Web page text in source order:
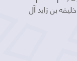
بن زايد آل